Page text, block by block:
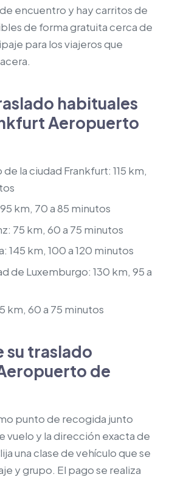
encuentro y hay carritos de
de forma gratuita cerca de
para los viajeros que
habituales
Aeropuerto
la ciudad Frankfurt: 115 km,
km, 70 a 85 minutos
75 km, 60 a 75 minutos
145 km, 100 a 120 minutos
de Luxemburgo: 130 km, 95 a
km, 60 a 75 minutos
su traslado
de
punto de recogida junto
vuelo y la dirección exacta de
una clase de vehículo que se
y grupo. El pago se realiza